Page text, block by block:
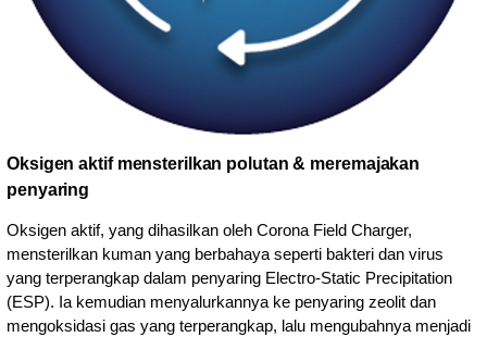
Oksigen aktif mensterilkan polutan & meremajakan
penyaring
Oksigen aktif, yang dihasilkan oleh Corona Field Charger,
mensterilkan kuman yang berbahaya seperti bakteri dan virus
yang terperangkap dalam penyaring Electro-Static Precipitation
(ESP). Ia kemudian menyalurkannya ke penyaring zeolit dan
mengoksidasi gas yang terperangkap, lalu mengubahnya menjadi